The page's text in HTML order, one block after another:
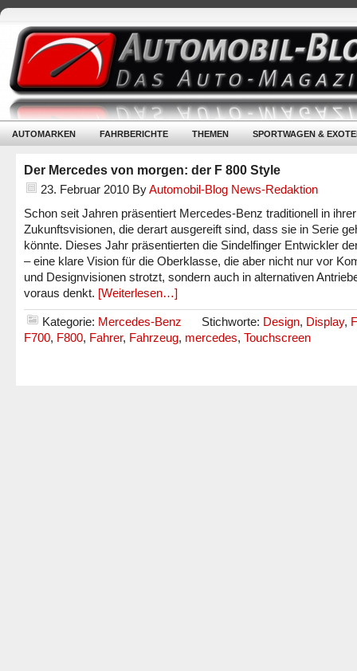
AUTOMARKEN FAHRBERICHTE THEMEN SPORTWAGEN &
Der Mercedes von morgen: der F 800 Style
23. Februar 2010 ByAutomobil-Blog News-Redaktion
Schon seit Jahren präsentiert Mercedes-Benz traditionell in
Zukunftsvisionen, die derart ausgereift sind, dass sie in Serie
könnte. Dieses Jahr präsentierten die Sindelfinger Entwickler
– eine klare Vision für die Oberklasse, die aber nicht nur vor
und Designvisionen strotzt, sondern auch in alternativen
voraus denkt. [Weiterlesen…]
Kategorie: Mercedes-Benz Stichworte: Design, Display,
F700, F800, Fahrer, Fahrzeug, mercedes, Touchscreen